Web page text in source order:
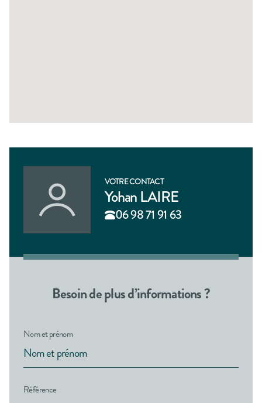
VOTRE CONTACT
Yohan LAIRE
06 98 71 91 63
Besoin de plus d’informations ?
Nom et prénom
Référence